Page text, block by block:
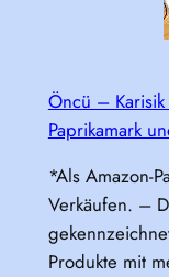
Öncü –
Paprikamark
*Als Amazon-
Verkäufen. –
Produkte mit